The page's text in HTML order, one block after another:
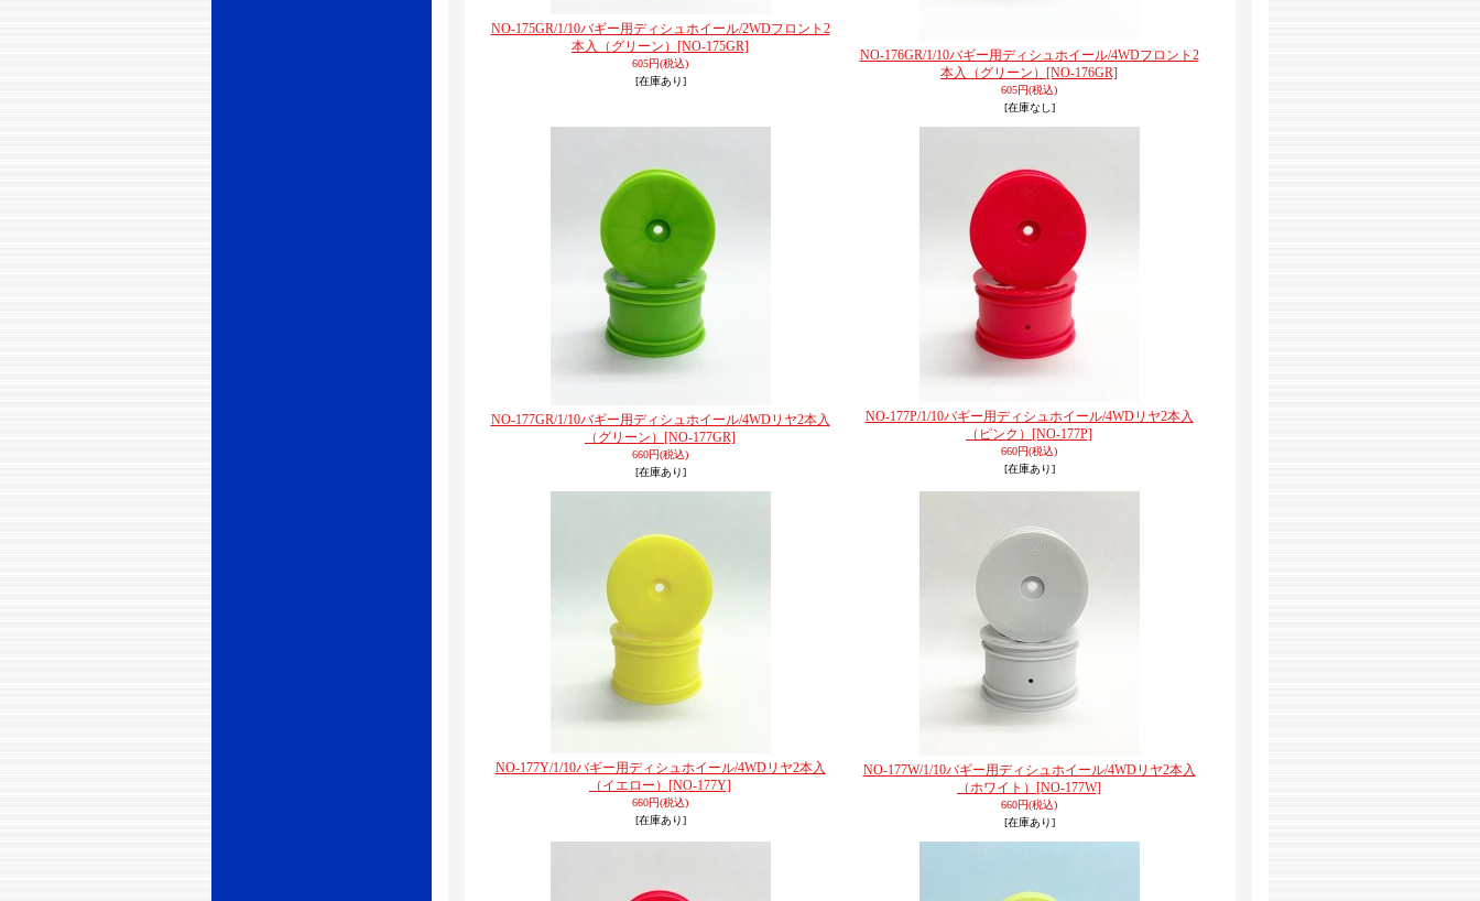
NO-175GR/1/10バギー用ディシュホイール/2WDフロント2
本入（グリーン） [NO-175GR]
605円(税込)
[在庫あり]
NO-176GR/1/10バギー用ディシュホイール/4WDフロント2
本入（グリーン） [NO-176GR]
605円(税込)
[在庫なし]
NO-177GR/1/10バギー用ディシュホイール/4WDリヤ2本入
（グリーン） [NO-177GR]
660円(税込)
[在庫あり]
NO-177P/1/10バギー用ディシュホイール/4WDリヤ2本入
（ピンク） [NO-177P]
660円(税込)
[在庫あり]
NO-177Y/1/10バギー用ディシュホイール/4WDリヤ2本入
（イエロー） [NO-177Y]
660円(税込)
[在庫あり]
NO-177W/1/10バギー用ディシュホイール/4WDリヤ2本入
（ホワイト） [NO-177W]
660円(税込)
[在庫あり]